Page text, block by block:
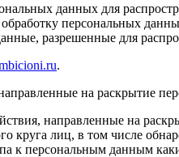
данных для
персональных
разрешенные для
.
на раскрытие
направленные на
круга лиц, в том числе
к персональным данным